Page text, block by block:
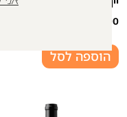
140.00
הוספה לסל